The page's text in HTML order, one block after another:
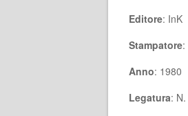
Editore: InK
Stampatore:
Anno: 1980
Legatura: